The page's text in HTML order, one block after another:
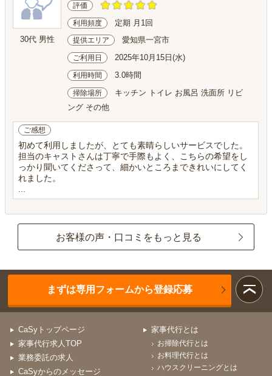
30代 男性
評価
利用頻度 定期 月1回
提供エリア 愛知県一宮市
ご利用日 2025年10月15日(水)
利用時間 3.0時間
掃除場所
キッチン トイレ お風呂 洗面所 リビ
ング その他
ご感想
初めて利用しましたが、とても素晴らしいサービスでした。
担当のキャストさんは丁寧で手際もよく、こちらの希望をし
っかり聞いてくださって、細かいところまできれいにしてく
れました。
お客様の声・口コミをもっと見る
まずは専用フォームから登録応募
CaSyトップページ
家事代行求人TOP
業務委託の求人
CaSyからのメッセージ
家事代行とは
お掃除代行とは
お料理代行とは
ハウスクリーニングとは